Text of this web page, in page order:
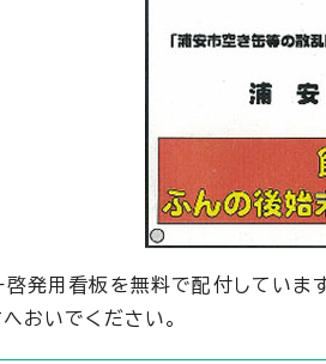
発用看板を無料で配付していま
おいでください。